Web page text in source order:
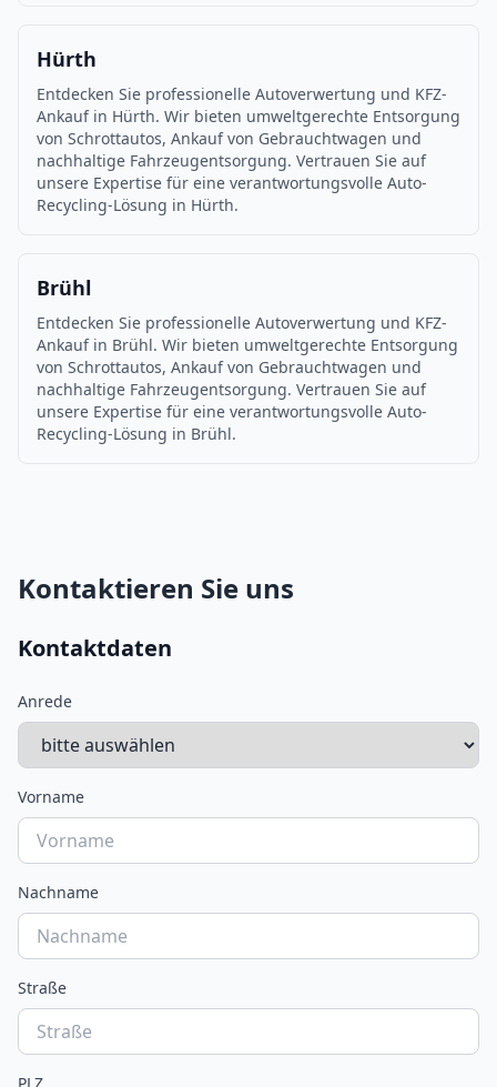
Hürth
Entdecken Sie professionelle Autoverwertung und KFZ-
Ankauf in Hürth. Wir bieten umweltgerechte Entsorgung
von Schrottautos, Ankauf von Gebrauchtwagen und
nachhaltige Fahrzeugentsorgung. Vertrauen Sie auf
unsere Expertise für eine verantwortungsvolle Auto-
Recycling-Lösung in Hürth.
Brühl
Entdecken Sie professionelle Autoverwertung und KFZ-
Ankauf in Brühl. Wir bieten umweltgerechte Entsorgung
von Schrottautos, Ankauf von Gebrauchtwagen und
nachhaltige Fahrzeugentsorgung. Vertrauen Sie auf
unsere Expertise für eine verantwortungsvolle Auto-
Recycling-Lösung in Brühl.
Kontaktieren Sie uns
Kontaktdaten
Anrede
Vorname
Nachname
Straße